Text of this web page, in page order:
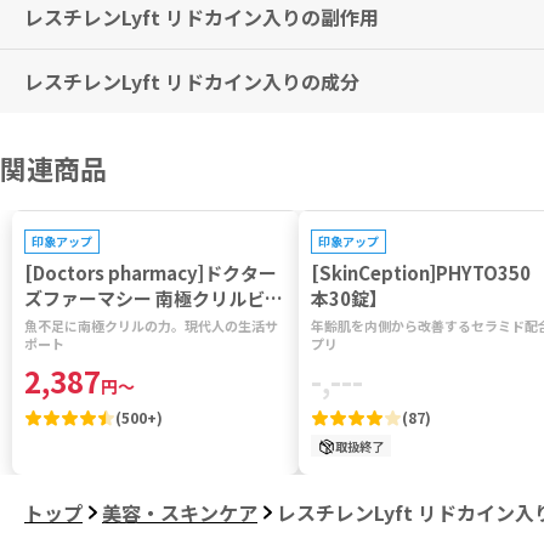
※上記は、米国での用法・用量です。
※本剤は、日本国内で適応がないため、使用前に必ず医師・歯科医師
本品を血管内に注入しないでください。注入部位の顔面解剖学を十分に
炎症症状（嚢胞、ざ瘡、発疹、蕁麻疹等の皮疹）、感染及び腫瘍があ
い。
リドカインによる歯科麻酔や局所投与が同時に行われる場合は、リドカ
血管の多い部位に注入する場合には、吸収が速いので、できるだけ少量
前投薬や術中に投与した鎮静薬、鎮痛薬等による呼吸抑制が発現する
児、全身状態が不良な患者、肥満者、呼吸器疾患を有する患者では特
その他の注意については、リドカインの添付文書を参照してください。
他の経皮的手技と同様、本品の注入には感染のリスクがあります。注
り除いてください。
処置に先立ち、患者の既往歴を確認し、適応対象、期待される効果、
い。過度の整容効果を期待する患者は、本品による治療に適しません
ください。
本品の使用により問題となるような兆候があれば直ちに医師へ報告する
本品は局所麻酔剤を含むため、眼窩周囲へは慎重に使用してください。
非臨床試験及び毒性学的リスク評価に基づき、患者1人あたりの年間
すでに下眼瞼の色素過剰、皮膚菲薄化が認められる患者及び腫脹を生
インプラントが留置されている部位近傍への処置は、特に注意してく
レスチレンLyft リドカイン入りの副作用
本品に関して以下の有害事象があります。可能性のある有害事象も含ま
有害事象
状、そう痒症、膿瘍、ざ瘡、血管浮腫、皮膚萎縮/瘢痕、水疱、末梢血
その他、なにか異変を感じた際は速やかに医師の診察をお受けくださ
レスチレンLyft リドカイン入りの成分
関連商品
印象アップ
[Doctors pharmacy]ドクター
ズファーマシー 南極クリルビタ
ミン 【1袋120粒】
魚不足に南極クリルの力。現代人の生活サ
ポート
2,387円～
(500+)
印象アップ
[SkinCeption]PHYTO350
本30錠】
年齢肌を内側から改善するセラミド配
プリ
-,---
(87)
取扱終了
トップ 美容・スキンケア レスチレンLyft リドカイン入